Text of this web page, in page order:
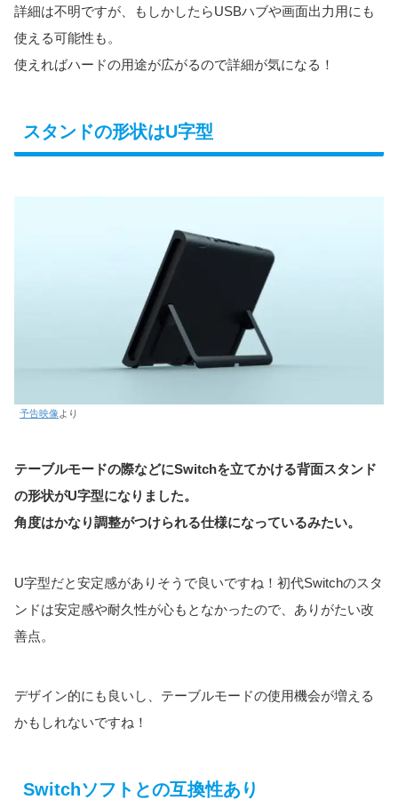
詳細は不明ですが、もしかしたらUSBハブや画面出力用にも
使える可能性も。
使えればハードの用途が広がるので詳細が気になる！
スタンドの形状はU字型
予告映像 より
テーブルモードの際などにSwitchを立てかける背面スタンド
の形状がU字型になりました。
角度はかなり調整がつけられる仕様になっているみたい。
U字型だと安定感がありそうで良いですね！初代Switchのスタ
ンドは安定感や耐久性が心もとなかったので、ありがたい改
善点。
デザイン的にも良いし、テーブルモードの使用機会が増える
かもしれないですね！
Switchソフトとの互換性あり